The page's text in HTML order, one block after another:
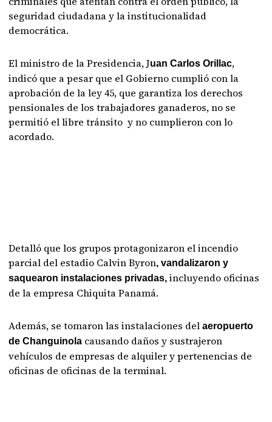
seguridad ciudadana y la institucionalidad
democrática.
El ministro de la Presidencia, Juan Carlos Orillac,
indicó que a pesar que el Gobierno cumplió con la
aprobación de la ley 45, que garantiza los derechos
pensionales de los trabajadores ganaderos, no se
permitió el libre tránsito y no cumplieron con lo
acordado.
Detalló que los grupos protagonizaron el incendio
parcial del estadio Calvin Byron, vandalizaron y
saquearon instalaciones privadas, incluyendo oficinas
de la empresa Chiquita Panamá.
Además, se tomaron las instalaciones delaeropuerto
de Changuinola causando daños y sustrajeron
vehículos de empresas de alquiler y pertenencias de
oficinas de oficinas de la terminal.